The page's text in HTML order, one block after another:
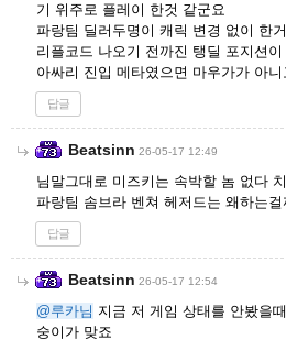
기 위주로 플레이 한것 같군요
파랑팀 딜러두명이 캐릭 변경 없이 한
리플코드 나오기 전까진 탱딜 포지션
아싸리 진입 메타였으면 마우가가 아
답글
Beatsinn 26-05-17 12:49
님말그대로 미즈키는 속박할 놈 없다
파랑팀 솜브라 벤쳐 헤저드는 왜하는걸
답글
Beatsinn 26-05-17 12:54
@루카님 지금 저 게임 상태를 안봤을
숭이가 맞죠